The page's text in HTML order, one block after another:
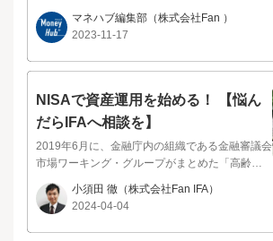
活用して投資した場合の、シミュレーションを
それぞれご紹介いたします。毎月1万円、3万
5％、7％で運用した場合で計算します。※利回
りとは、投資元本に対する収益の割合です毎月1
万円を積み立てた場合の元本と運用益を足した
額を、利回り3％、5％、7％で比較してみます。
10年後、20年後、30年後のそれぞれのシミュレ
ーションは、以下のとおりです。毎月1万円の積
得られることがわかります。元本360万円でも、
もし利回り7％で30年間運用できれば、1,170万
きなくなりました。そして、2024年1月からは投
資可能期間の恒久化、年間投資可能枠の拡大な
ど、拡充された新制度にて、非課税投資ができ
るようになりました。2024年1月から始まったNI
SAはつみたて投資枠・成長投資枠の利用枠から
成り立っていて、併用が可能です。前者がつみ
たてNISA、後者が一般NISAを継承した制度とな
っていて、それぞれパワーアップさせ、かつ併
用できるようになったとイメージすると、理解
徴をまとめた表をもとに、主な変更点を説明し
ていきます。出典：金融庁「新しいNISA」をも
窓口や、自分一人で資産運用の判断を行うリス
クについて解説します。投資信託相談プラザ -近
鉄あべのハルカス店先述の通り、楽天証券は実
です。そのため、街中に「楽天証券」の看板を
掲げた直営の店舗窓口はありません。楽天証券
に直営の店舗がない大きな理由は、コスト削減
を徹底することによって、低い取引手数料や豊
富なポイント還元などのメリットを顧客に提供
と、人件費や家賃といった膨大な運営コストが
発生してしまいます。これらを抑えることで、
例えば国内株式の取引手数料が無料になる「ゼ
っておきたいポイントやおすすめの運用方法に
ついて解説します。ぜひ最後まで読んで資産運
用を始めるかどうか検討してみてください。資
産運用とは、効率的に自分の資産を増やしてい
す。預貯金は貯めること、投資は増やすことに
着目している点に違いがあります。預貯金は具
体的に銀行預金が挙げられます。日常生活に必
要な資金は、自由に引き出すことのできる「貯
蓄」の形で持っておく必要があります。銀行預
のが特徴です。（※）ただ、世界的に見ても日
本の金利は低く、日本円で預金をしてもほとん
ど利息がつかないのが現状です。例えば、普通
マネハブ編集部 （株式会社Fan ）
2023-11-17
NISAで資産運用を始める！ 【悩ん
だらIFAへ相談を】
2019年6月に、金融庁内の組織である金融審議会
市場ワーキング・グループがまとめた「高齢社
会における資産形成・管理」という報告書が発
表されました。その中に登場した「老後2,000万
円問題」が大きな話題となり、これを機に資産
運用を始めようと思った人は多いのではないで
小須田 徹 （株式会社Fan IFA）
2024-04-04